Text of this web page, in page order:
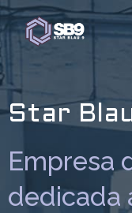
Ir
contenido
Star
Empresa
dedicada